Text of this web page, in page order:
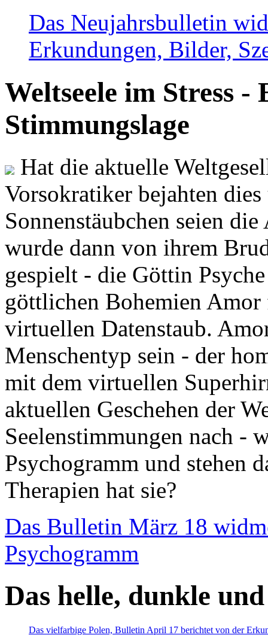
Das Neujahrsbulletin
Erkundungen, Bilder,
Weltseele im Stress -
Stimmungslage
Hat die aktuelle
Vorsokratiker bejahten
Sonnenstäubchen seien
wurde dann von ihrem
gespielt - die Göttin
göttlichen Bohemien
virtuellen Datenstaub.
Menschentyp sein - der
mit dem virtuellen
aktuellen Geschehen der
Seelenstimmungen nach -
Psychogramm und stehen
Therapien hat sie?
Das Bulletin März 18
Psychogramm
Das helle, dunkle
Das vielfarbige Polen, Bulletin April 17 berichtet von der